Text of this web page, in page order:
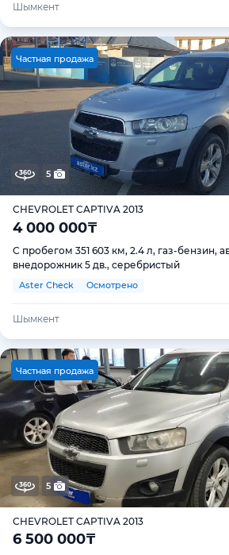
Шымкент
Частная продажа
5
CHEVROLET CAPTIVA 2013
4 000 000₸
С пробегом 351 603 км, 2.4 л, газ-бензин,
внедорожник 5 дв., серебристый
Aster Check Осмотрено
Шымкент
Частная продажа
5
CHEVROLET CAPTIVA 2013
6 500 000₸